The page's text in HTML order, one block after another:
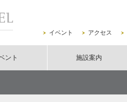
イベント アクセス
ント 施設案内